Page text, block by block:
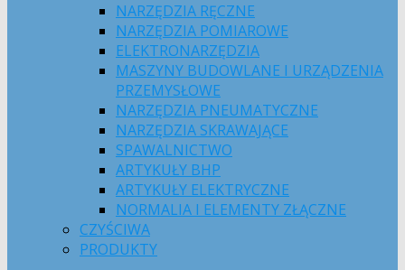
NARZĘDZIA RĘCZNE
NARZĘDZIA POMIAROWE
ELEKTRONARZĘDZIA
MASZYNY BUDOWLANE I URZĄDZENIA
PRZEMYSŁOWE
NARZĘDZIA PNEUMATYCZNE
NARZĘDZIA SKRAWAJĄCE
SPAWALNICTWO
ARTYKUŁY BHP
ARTYKUŁY ELEKTRYCZNE
NORMALIA I ELEMENTY ZŁĄCZNE
CZYŚCIWA
PRODUKTY